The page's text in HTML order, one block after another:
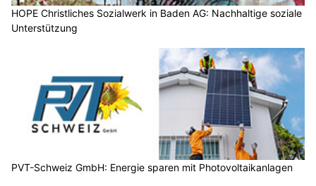
HOPE Christliches Sozialwerk in Baden AG: Nachhaltige soziale
Unterstützung
PVT-Schweiz GmbH: Energie sparen mit Photovoltaikanlagen